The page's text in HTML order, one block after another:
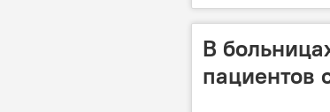
В
пациентов